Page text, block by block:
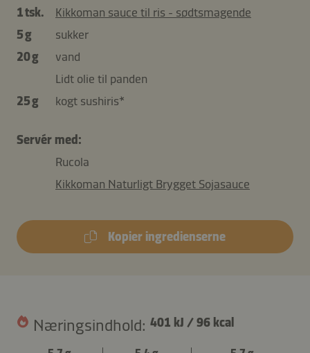
1 tsk.
Kikkoman sauce til ris - sødtsmagende
5 g
sukker
20 g
vand
Lidt olie til panden
25 g
kogt sushiris*
Servér med:
Rucola
Kikkoman Naturligt Brygget Sojasauce
Kopier ingredienserne
Næringsindhold: 401 kJ /96 kcal